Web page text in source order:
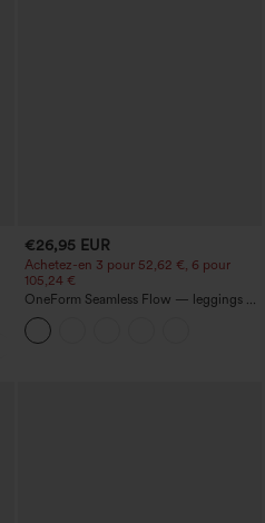
€26,95 EUR
Achetez-en 3 pour 52,62 €, 6 pour
105,24 €
OneForm Seamless Flow — leggings de
yoga sans coutures, taille mi-haute, effet
gainant pour le ventre et liftant pour les
fesses